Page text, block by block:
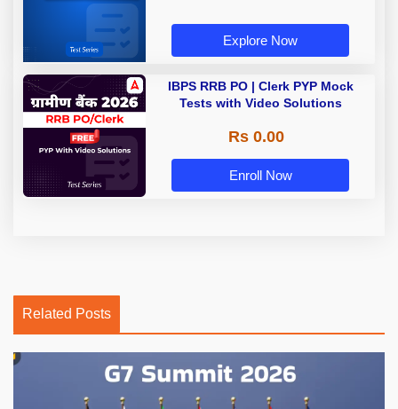
Explore Now
IBPS RRB PO | Clerk PYP Mock
Tests with Video Solutions
Rs 0.00
Enroll Now
Related Posts